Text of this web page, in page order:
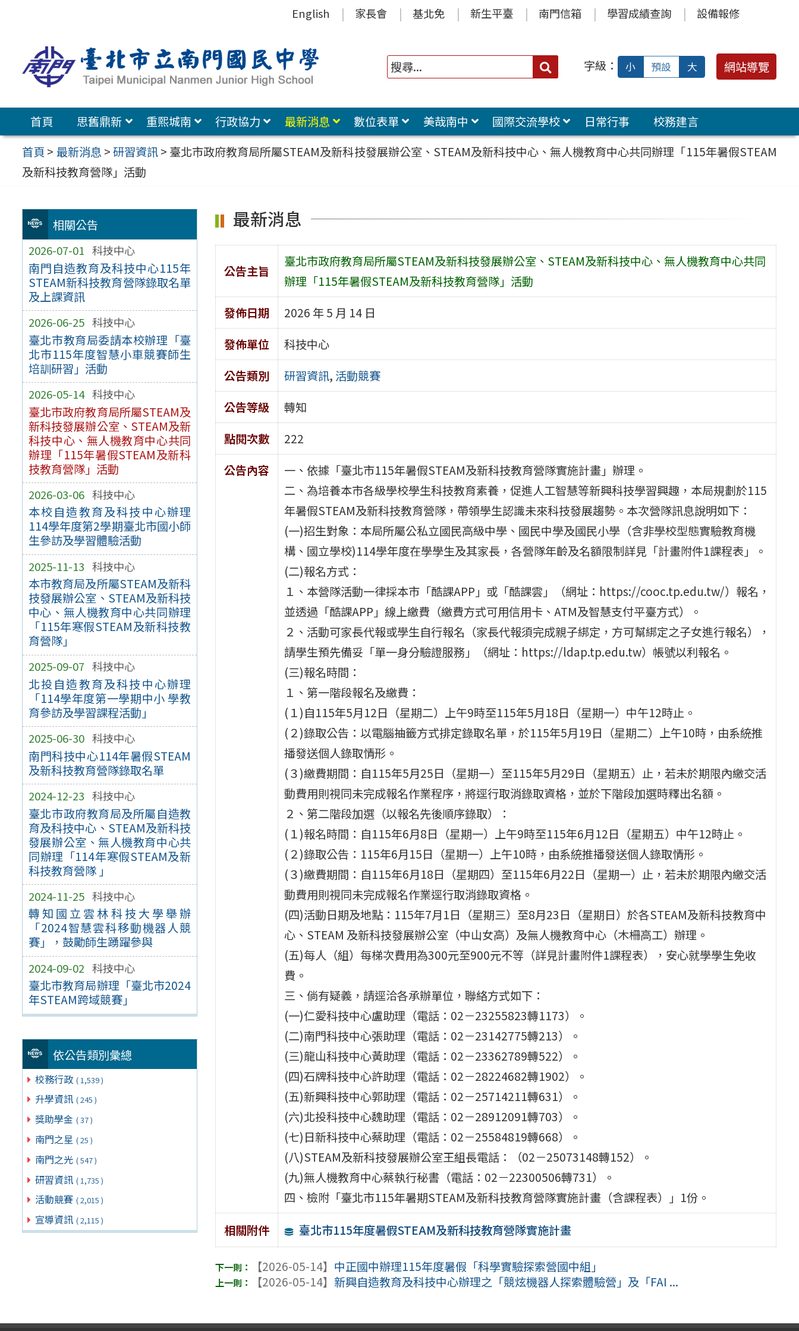
容
區
English 家長會 基北免 新生平臺 南門信箱 學習成績查詢 設備報修
搜
字級： 小 預設 大 網站導覽
首頁 思舊鼎新 重熙城南 行政協力 最新消息 數位表單 美哉南中 國際交流學校 日常行事
校務建言
首頁 > 最新消息 >研習資訊> 臺北市政府教育局所屬STEAM及新科技發展辦公室、STEAM及新科技中心、無人機教育中心共同辦理「115年暑假STEAM
及新科技教育營隊」活動
相關公告
2026-07-01 科技中心
南門自造教育及科技中心115年
STEAM新科技教育營隊錄取名單
及上課資訊
2026-06-25 科技中心
臺北市教育局委請本校辦理「臺
北市115年度智慧小車競賽師生
培訓研習」活動
2026-05-14 科技中心
臺北市政府教育局所屬STEAM及
新科技發展辦公室、STEAM及新
科技中心、無人機教育中心共同
辦理「115年暑假STEAM及新科
技教育營隊」活動
2026-03-06 科技中心
本校自造教育及科技中心辦理
114學年度第2學期臺北市國小師
生參訪及學習體驗活動
2025-11-13 科技中心
本市教育局及所屬STEAM及新科
技發展辦公室、STEAM及新科技
中心、無人機教育中心共同辦理
「115年寒假STEAM及新科技教
育營隊」
2025-09-07 科技中心
北投自造教育及科技中心辦理
「114學年度第一學期中小 學教
育參訪及學習課程活動」
2025-06-30 科技中心
南門科技中心114年暑假STEAM
及新科技教育營隊錄取名單
2024-12-23 科技中心
臺北市政府教育局及所屬自造教
育及科技中心、STEAM及新科技
發展辦公室、無人機教育中心共
同辦理「114年寒假STEAM及新
科技教育營隊 」
2024-11-25 科技中心
轉知國立雲林科技大學舉辦
「2024智慧雲科移動機器人競
賽」，鼓勵師生踴躍參與
2024-09-02 科技中心
臺北市教育局辦理「臺北市2024
年STEAM跨域競賽」
依公告類別彙總
校務行政 ( 1,539 )
升學資訊 ( 245 )
獎助學金 ( 37 )
南門之星 ( 25 )
南門之光 ( 547 )
研習資訊 ( 1,735 )
活動競賽 ( 2,015 )
宣導資訊 ( 2,115 )
最新消息
公告主旨
臺北市政府教育局所屬STEAM及新科技發展辦公室、STEAM及新科技中心、無人機教育中心共同
辦理「115年暑假STEAM及新科技教育營隊」活動
發佈日期
2026 年 5 月 14 日
發佈單位
科技中心
公告類別
研習資訊, 活動競賽
公告等級
轉知
點閱次數
222
公告內容
一、依據「臺北市115年暑假STEAM及新科技教育營隊實施計畫」辦理。
二、為培養本市各級學校學生科技教育素養，促進人工智慧等新興科技學習興趣，本局規劃於115
年暑假STEAM及新科技教育營隊，帶領學生認識未來科技發展趨勢。本次營隊訊息說明如下：
(一)招生對象：本局所屬公私立國民高級中學、國民中學及國民小學（含非學校型態實驗教育機
構、國立學校)114學年度在學學生及其家長，各營隊年齡及名額限制詳見「計畫附件1課程表」。
(二)報名方式：
１、本營隊活動一律採本市「酷課APP」或「酷課雲」（網址：https://cooc.tp.edu.tw/）報名，
並透過「酷課APP」線上繳費（繳費方式可用信用卡、ATM及智慧支付平臺方式）。
２、活動可家長代報或學生自行報名（家長代報須完成親子綁定，方可幫綁定之子女進行報名），
請學生預先備妥「單一身分驗證服務」（網址：https://ldap.tp.edu.tw）帳號以利報名。
(三)報名時間：
１、第一階段報名及繳費：
(１)自115年5月12日（星期二）上午9時至115年5月18日（星期一）中午12時止。
(２)錄取公告：以電腦抽籤方式排定錄取名單，於115年5月19日（星期二）上午10時，由系統推
播發送個人錄取情形。
(３)繳費期間：自115年5月25日（星期一）至115年5月29日（星期五）止，若未於期限內繳交活
動費用則視同未完成報名作業程序，將逕行取消錄取資格，並於下階段加選時釋出名額。
２、第二階段加選（以報名先後順序錄取）：
(１)報名時間：自115年6月8日（星期一）上午9時至115年6月12日（星期五）中午12時止。
(２)錄取公告：115年6月15日（星期一）上午10時，由系統推播發送個人錄取情形。
(３)繳費期間：自115年6月18日（星期四）至115年6月22日（星期一）止，若未於期限內繳交活
動費用則視同未完成報名作業逕行取消錄取資格。
(四)活動日期及地點：115年7月1日（星期三）至8月23日（星期日）於各STEAM及新科技教育中
心、STEAM 及新科技發展辦公室（中山女高）及無人機教育中心（木柵高工）辦理。
(五)每人（組）每梯次費用為300元至900元不等（詳見計畫附件1課程表），安心就學學生免收
費。
三、倘有疑義，請逕洽各承辦單位，聯絡方式如下：
(一)仁愛科技中心盧助理（電話：02－23255823轉1173）。
(二)南門科技中心張助理（電話：02－23142775轉213）。
(三)龍山科技中心黃助理（電話：02－23362789轉522）。
(四)石牌科技中心許助理（電話：02－28224682轉1902）。
(五)新興科技中心郭助理（電話：02－25714211轉631）。
(六)北投科技中心魏助理（電話：02－28912091轉703）。
(七)日新科技中心蔡助理（電話：02－25584819轉668）。
(八)STEAM及新科技發展辦公室王組長電話：（02－25073148轉152）。
(九)無人機教育中心蔡執行秘書（電話：02－22300506轉731）。
四、檢附「臺北市115年暑期STEAM及新科技教育營隊實施計畫（含課程表）」1份。
相關附件
臺北市115年度暑假STEAM及新科技教育營隊實施計畫
【2026-05-14】 中正國中辦理115年度暑假「科學實驗探索營國中組」
【2026-05-14】 新興自造教育及科技中心辦理之「競炫機器人探索體驗營」及「FAI ...